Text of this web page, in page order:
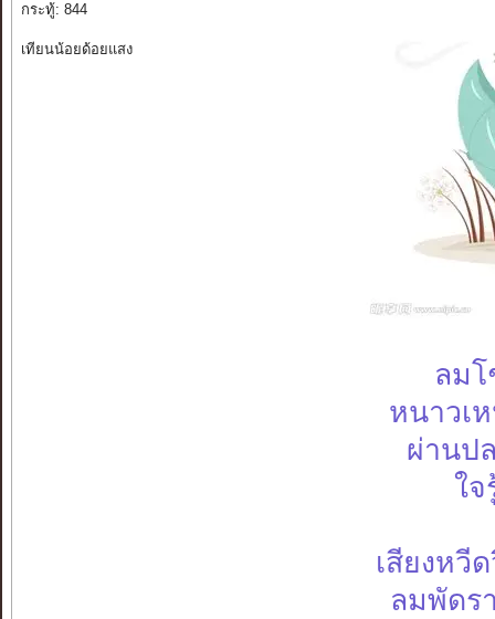
กระทู้: 844
เทียนน้อยด้อยแสง
ลม
หนาวเ
ผ่านป
ใ
เสียงหวี
ลมพัดร